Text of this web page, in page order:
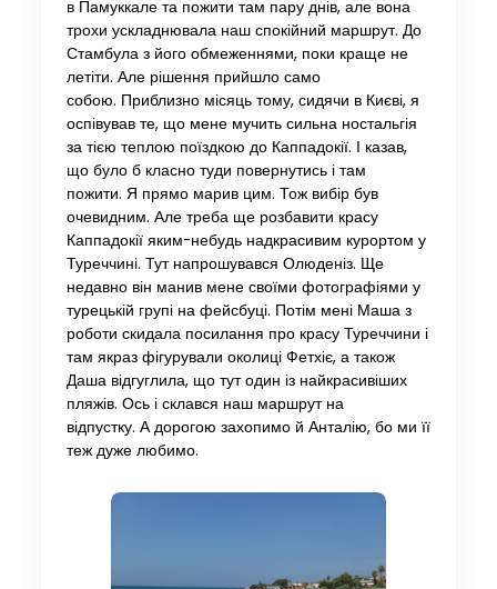
в Памуккале та пожити там пару днів, але вона
трохи ускладнювала наш спокійний маршрут. До
Стамбула з його обмеженнями, поки краще не
летіти. Але рішення прийшло само
собою. Приблизно місяць тому, сидячи в Києві, я
оспівував те, що мене мучить сильна ностальгія
за тією теплою поїздкою до Каппадокії. І казав,
що було б класно туди повернутись і там
пожити. Я прямо марив цим. Тож вибір був
очевидним. Але треба ще розбавити красу
Каппадокії яким-небудь надкрасивим курортом у
Туреччині. Тут напрошувався Олюденіз. Ще
недавно він манив мене своїми фотографіями у
турецькій групі на фейсбуці. Потім мені Маша з
роботи скидала посилання про красу Туреччини і
там якраз фігурували околиці Фетхіє, а також
Даша відгуглила, що тут один із найкрасивіших
пляжів. Ось і склався наш маршрут на
відпустку. А дорогою захопимо й Анталію, бо ми її
теж дуже любимо.